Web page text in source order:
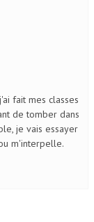
fait mes classes
de tomber dans
je vais essayer
m'interpelle.